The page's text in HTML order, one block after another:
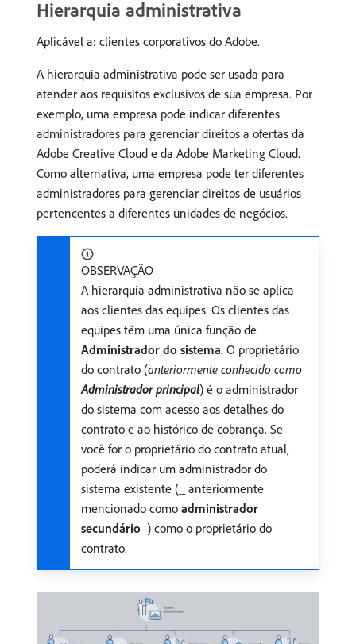
Hierarquia administrativa
Aplicável a: clientes corporativos do Adobe.
A hierarquia administrativa pode ser usada para
atender aos requisitos exclusivos de sua empresa. Por
exemplo, uma empresa pode indicar diferentes
administradores para gerenciar direitos a ofertas da
Adobe Creative Cloud e da Adobe Marketing Cloud.
Como alternativa, uma empresa pode ter diferentes
administradores para gerenciar direitos de usuários
pertencentes a diferentes unidades de negócios.
OBSERVAÇÃO
A hierarquia administrativa não se aplica
aos clientes das equipes. Os clientes das
equipes têm uma única função de
Administrador do sistema. O proprietário
do contrato (anteriormente conhecido como
Administrador principal) é o administrador
do sistema com acesso aos detalhes do
contrato e ao histórico de cobrança. Se
você for o proprietário do contrato atual,
poderá indicar um administrador do
sistema existente (_ anteriormente
mencionado como administrador
secundário ​_) como o proprietário do
contrato.